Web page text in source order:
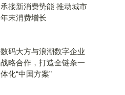
承接新消费势能 推动城市
年末消费增长
数码大方与浪潮数字企业
战略合作，打造全链条一
体化“中国方案”